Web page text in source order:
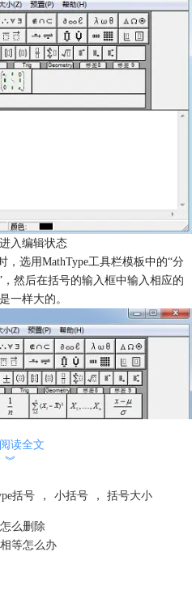
入编辑状态
选用MathType工具栏模板中的“分
然后在括号的输入框中输入相应的
一样大的。
括号模板”编辑出相应的公式
读全文
︾
括号 ， 小括号 ， 括号大小
么删除
等怎么办